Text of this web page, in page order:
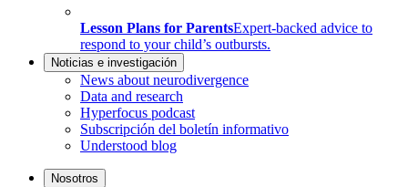
Lesson Plans for ParentsExpert-backed advice to
respond to your child’s outbursts.
Noticias e investigación
News about neurodivergence
Data and research
Hyperfocus podcast
Subscripción del boletín informativo
Understood blog
Nosotros